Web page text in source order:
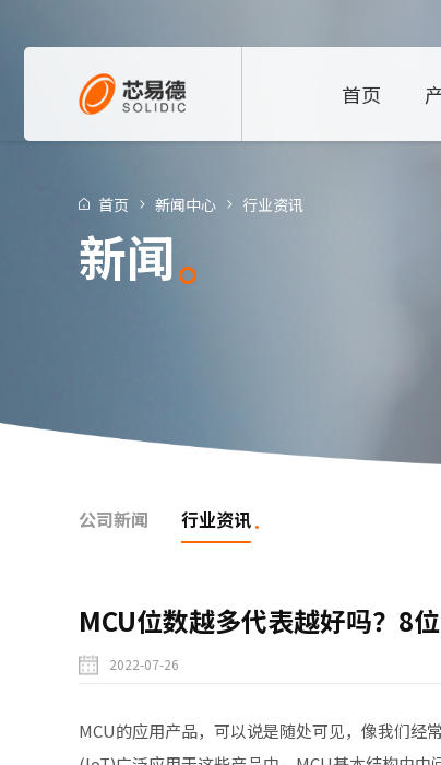
首页
首页 新闻中心 行业资讯
新闻
公司新闻 行业资讯
MCU位数越多代表越好吗？8
2022-07-26
MCU的应用产品，可以说是随处可见，像我们经